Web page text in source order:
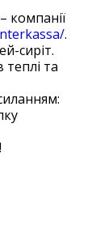
компанії
.
сиріт.
та